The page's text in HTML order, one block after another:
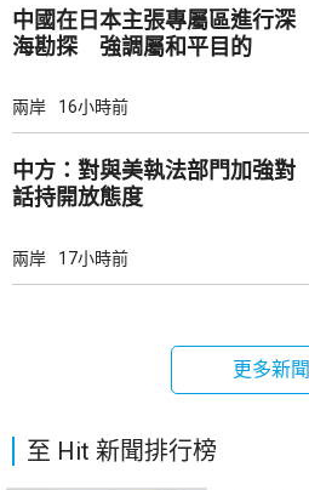
中國在日本主張專屬區進行深
海勘探 強調屬和平目的
兩岸 16小時前
中方：對與美執法部門加強對
話持開放態度
兩岸 17小時前
更多新聞
至 Hit 新聞排行榜